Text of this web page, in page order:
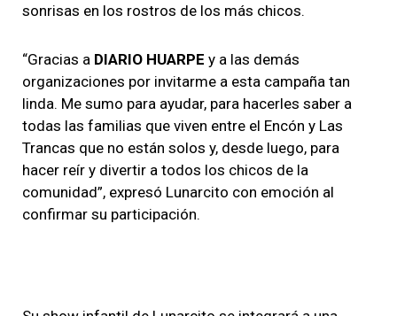
sonrisas en los rostros de los más chicos.
“Gracias a DIARIO HUARPE y a las demás
organizaciones por invitarme a esta campaña tan
linda. Me sumo para ayudar, para hacerles saber a
todas las familias que viven entre el Encón y Las
Trancas que no están solos y, desde luego, para
hacer reír y divertir a todos los chicos de la
comunidad”, expresó Lunarcito con emoción al
confirmar su participación.